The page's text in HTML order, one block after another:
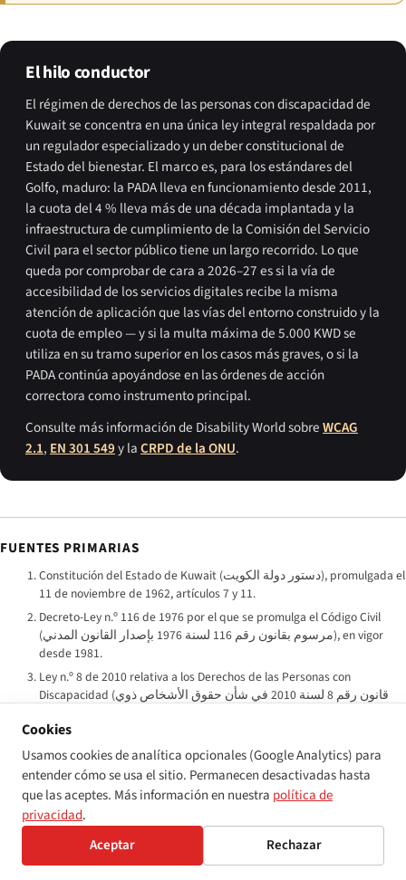
El hilo conductor
El régimen de derechos de las personas con discapacidad de
Kuwait se concentra en una única ley integral respaldada por
un regulador especializado y un deber constitucional de
Estado del bienestar. El marco es, para los estándares del
Golfo, maduro: la PADA lleva en funcionamiento desde 2011,
la cuota del 4 % lleva más de una década implantada y la
infraestructura de cumplimiento de la Comisión del Servicio
Civil para el sector público tiene un largo recorrido. Lo que
queda por comprobar de cara a 2026–27 es si la vía de
accesibilidad de los servicios digitales recibe la misma
atención de aplicación que las vías del entorno construido y la
cuota de empleo — y si la multa máxima de 5.000 KWD se
utiliza en su tramo superior en los casos más graves, o si la
PADA continúa apoyándose en las órdenes de acción
correctora como instrumento principal.
Consulte más información de Disability World sobreWCAG
2.1, EN 301 549y laCRPD de la ONU.
FUENTES PRIMARIAS
Constitución del Estado de Kuwait (دستور دولة الكويت), promulgada el
11 de noviembre de 1962, artículos 7 y 11.
Decreto-Ley n.º 116 de 1976 por el que se promulga el Código Civil
(
مرسوم بقانون رقم 116 لسنة 1976 بإصدار القانون المدني), en vigor
desde 1981.
Ley n.º 8 de 2010 relativa a los Derechos de las Personas con
Discapacidad (قانون رقم 8 لسنة 2010 في شأن حقوق الأشخاص ذوي
Visión Kuwait 2035 — Nueva Kuwait (
Nacional de Desarrollo, Gobierno de Kuwait.
Convención de las Naciones Unidas sobre los Derechos de las Personas
con Discapacidad, ratificada por Kuwait el 22 de agosto de 2013.
Autoridad Pública para los Asuntos de la Discapacidad (PADA),
decretos fundacionales y planes de trabajo publicados 2025–2027.
Agencia Central de Tecnologías de la Información (CAIT), marco
Cookies
Usamos cookies de analítica opcionales (Google Analytics) para
entender cómo se usa el sitio. Permanecen desactivadas hasta
que las aceptes. Más información en nuestra política de
privacidad.
Aceptar
Rechazar